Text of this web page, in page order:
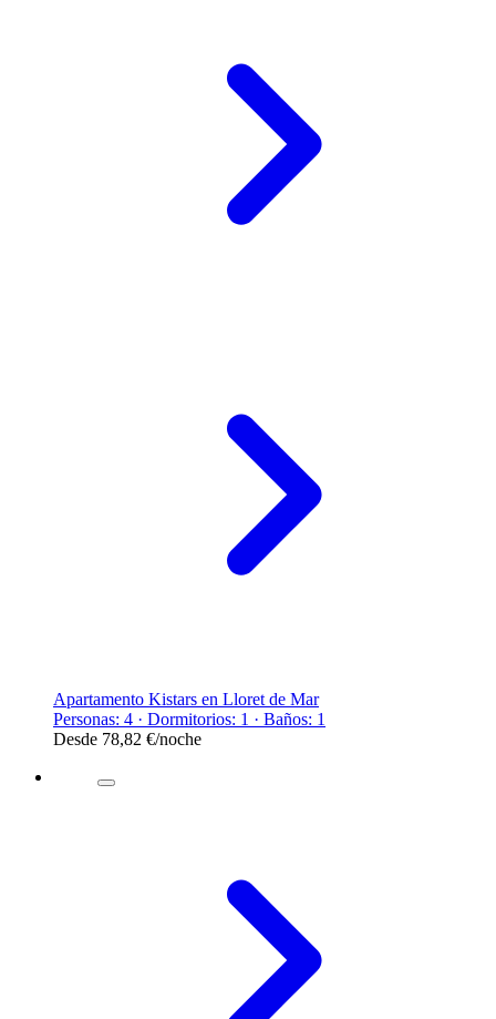
Apartamento Kistars en Lloret de Mar
Personas: 4 · Dormitorios: 1 · Baños: 1
Desde 78,82 €/noche